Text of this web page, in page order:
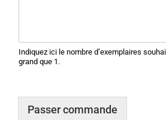
Indiquez ici le nombre d’exemplaires
grand que 1.
Passer commande